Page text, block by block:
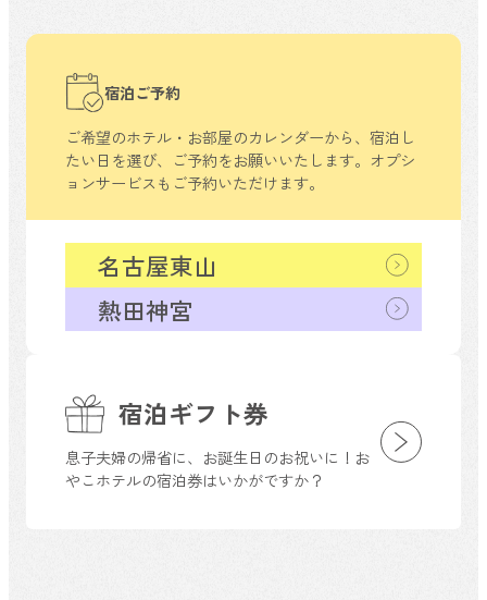
宿泊ギフト券
息子夫婦の帰省に、お誕生日のお祝いに！お
やこホテルの宿泊券はいかがですか？
宿泊ご予約
ご希望のホテル・お部屋のカレンダーから、 宿泊し
たい日を選び、ご予約をお願いいたします。 オプシ
ョンサービスもご予約いただけます。
熱田神宮
名古屋東山